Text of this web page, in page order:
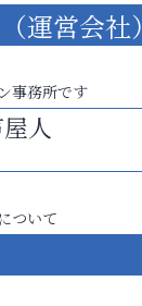
運営会社）
事務所です
人
ついて